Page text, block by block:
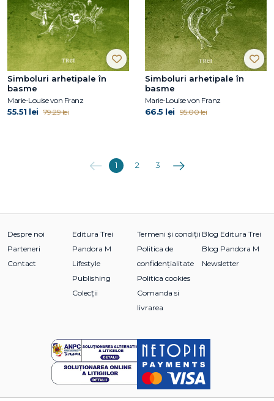
Simboluri arhetipale în
basme
Marie-Louise von Franz
55.51 lei 79.29 lei
Simboluri arhetipale în
basme
Marie-Louise von Franz
66.5 lei 95.00 lei
Anterioara
1 2 3 Următoarea
Despre noi
Parteneri
Contact
Editura Trei
Pandora M
Lifestyle
Publishing
Colecții
Termeni și condiții
Politica de
confidențialitate
Politica cookies
Comanda si
livrarea
Blog Editura Trei
Blog Pandora M
Newsletter